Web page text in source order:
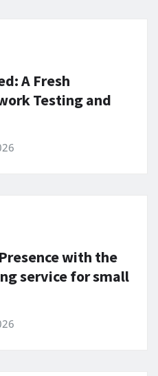
A Fresh
Testing and
with the
service for small